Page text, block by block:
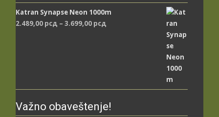
Katran Synapse Neon 1000m
2.489,00 рсд – 3.699,00 рсд
Važno obaveštenje!